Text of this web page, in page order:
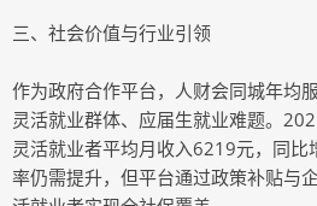
三、社会价值与行业引领
作为政府合作平台，人财会同城年均
灵活就业群体、应届生就业难题。
灵活就业者平均月收入6219元，同比
率仍需提升，但平台通过政策补贴与